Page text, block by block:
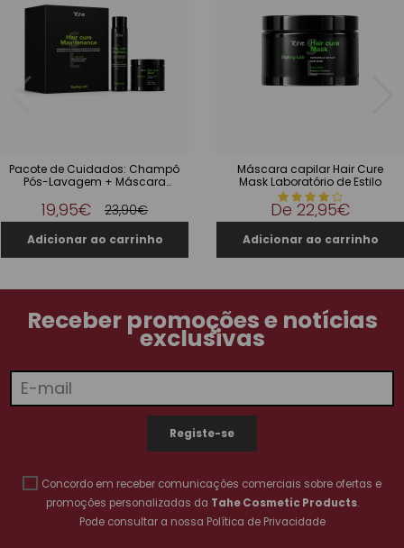
Pacote de Cuidados: Champô
Pós-Lavagem + Máscara
19,95€ 23,90€
Máscara capilar Hair Cure
Mask Laboratório de Estilo
De22,95€
Receber promoções e notícias
exclusivas
Concordo em receber comunicações comerciais sobre ofertas e
promoções personalizadas da Tahe Cosmetic Products.
Pode consultar a nossa Política de Privacidade